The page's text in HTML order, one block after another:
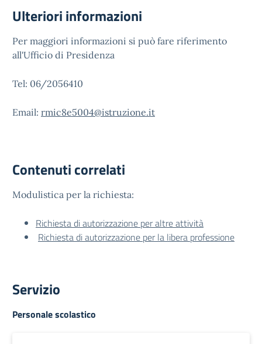
Ulteriori informazioni
Per maggiori informazioni si può fare riferimento
all'Ufficio di Presidenza
Tel: 06/2056410
Email: rmic8e5004@istruzione.it
Contenuti correlati
Modulistica per la richiesta:
Richiesta di autorizzazione per altre attività
Richiesta di autorizzazione per la libera professione
Servizio
Personale scolastico